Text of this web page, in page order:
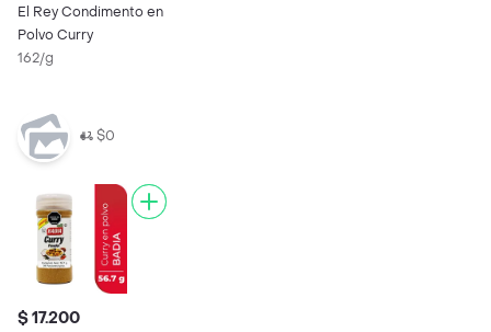
El Rey Condimento en
Polvo Curry
162/g
$0
$ 17.200